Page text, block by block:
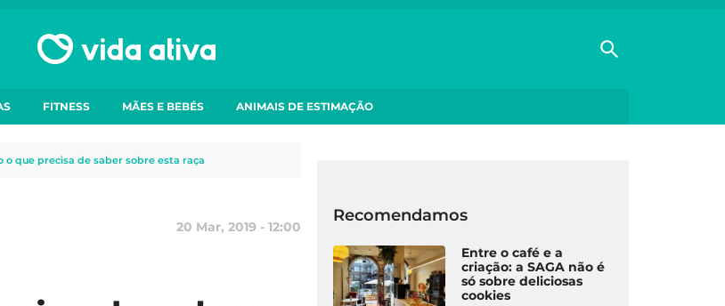
FITNESS MÃES E BEBÉS ANIMAIS DE ESTIMAÇÃO
o que precisa de saber sobre esta raça
20 Mar, 2019 - 12:00
Recomendamos
Entre o café e a
criação: a SAGA não é
só sobre deliciosas
cookies